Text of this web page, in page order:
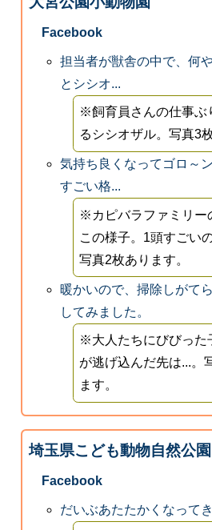
Facebook
担当者が獣舎の中で、何
とシシオ...
※飼育員さんの仕事ぶ
るシシオザル。写真3
気持ち良くなってゴロ～
すごい格...
※カピバラファミリー
この様子。1頭すごい
写真2枚あります。
暖かいので、掃除しがて
してみました。
※大人たちにびびった
が逃げ込んだ先は...。
ます。
埼玉県こども動物自然公園
Facebook
だいぶあたたかくなって